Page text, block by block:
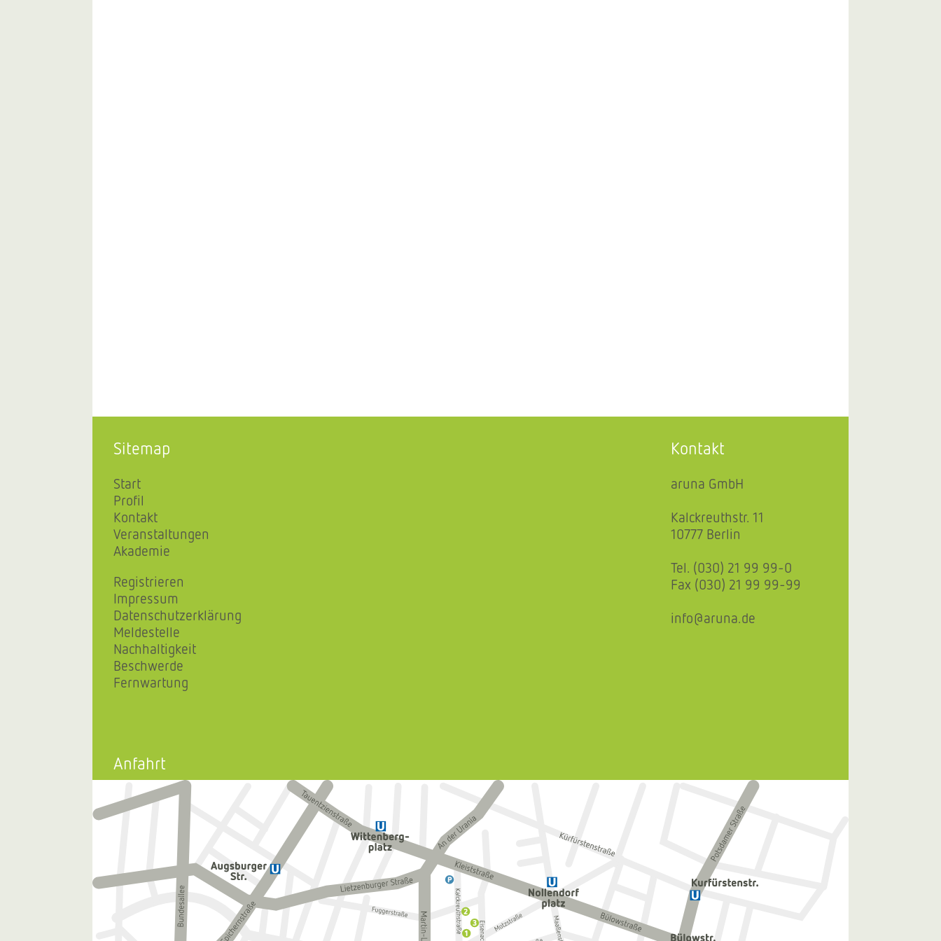
Sitemap
Start
Profil
Kontakt
Veranstaltungen
Akademie
Registrieren
Impressum
Datenschutzerklärung
Meldestelle
Nachhaltigkeit
Beschwerde
Fernwartung
Kontakt
aruna GmbH
Kalckreuthstr. 11
10777 Berlin
Tel. (030) 21 99 99-0
Fax (030) 21 99 99-99
info@aruna.de
Anfahrt